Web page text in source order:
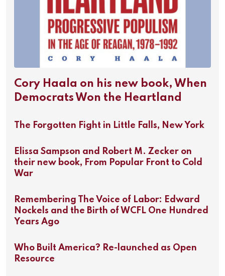
Cory Haala on his new book, When
Democrats Won the Heartland
The Forgotten Fight in Little Falls, New York
Elissa Sampson and Robert M. Zecker on
their new book, From Popular Front to Cold
War
Remembering The Voice of Labor: Edward
Nockels and the Birth of WCFL One Hundred
Years Ago
Who Built America? Re-launched as Open
Resource